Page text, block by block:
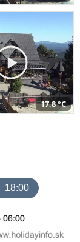
17,8 °C
18:00